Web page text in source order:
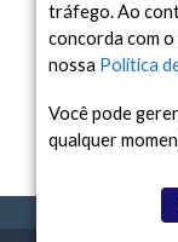
Arquivo
tráfego. Ao
concorda com
nossa Política
Você pode
qualquer